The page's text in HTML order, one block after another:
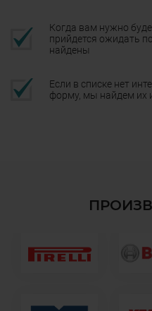
Когда вам нужно
прийдется ожидать
найдены
Если в списке нет
форму, мы найдем их